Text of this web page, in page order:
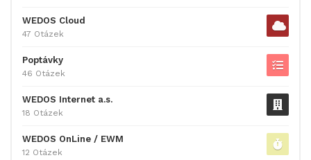
WEDOS Cloud
47 Otázek
Poptávky
46 Otázek
WEDOS Internet a.s.
18 Otázek
WEDOS OnLine / EWM
12 Otázek